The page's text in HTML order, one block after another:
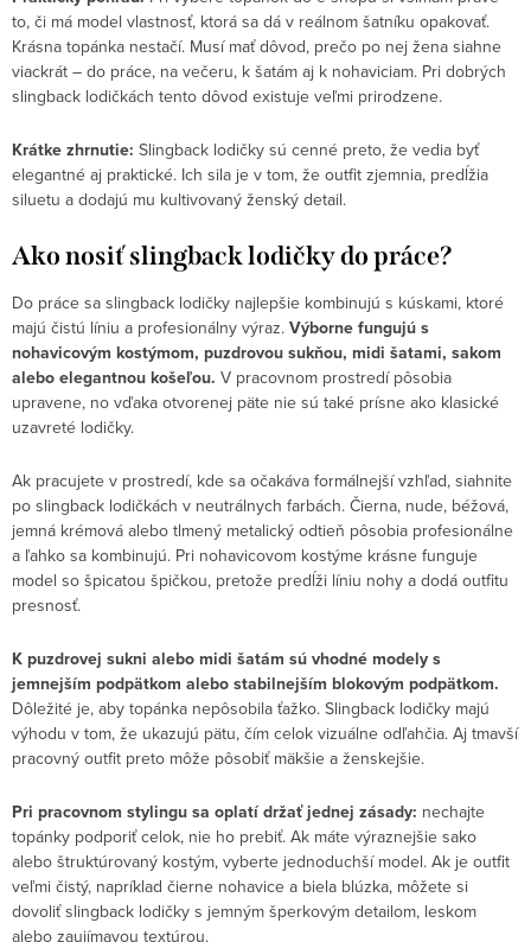
to, či má model vlastnosť, ktorá sa dá v reálnom šatníku opakovať.
Krásna topánka nestačí. Musí mať dôvod, prečo po nej žena siahne
viackrát – do práce, na večeru, k šatám aj k nohaviciam. Pri dobrých
slingback lodičkách tento dôvod existuje veľmi prirodzene.
Krátke zhrnutie: Slingback lodičky sú cenné preto, že vedia byť
elegantné aj praktické. Ich sila je v tom, že outfit zjemnia, predĺžia
siluetu a dodajú mu kultivovaný ženský detail.
Ako nosiť slingback lodičky do práce?
Do práce sa slingback lodičky najlepšie kombinujú s kúskami, ktoré
majú čistú líniu a profesionálny výraz. Výborne fungujú s
nohavicovým kostýmom, puzdrovou sukňou, midi šatami, sakom
alebo elegantnou košeľou. V pracovnom prostredí pôsobia
upravene, no vďaka otvorenej päte nie sú také prísne ako klasické
uzavreté lodičky.
Ak pracujete v prostredí, kde sa očakáva formálnejší vzhľad, siahnite
po slingback lodičkách v neutrálnych farbách. Čierna, nude, béžová,
jemná krémová alebo tlmený metalický odtieň pôsobia profesionálne
a ľahko sa kombinujú. Pri nohavicovom kostýme krásne funguje
model so špicatou špičkou, pretože predĺži líniu nohy a dodá outfitu
presnosť.
K puzdrovej sukni alebo midi šatám sú vhodné modely s
jemnejším podpätkom alebo stabilnejším blokovým podpätkom.
Dôležité je, aby topánka nepôsobila ťažko. Slingback lodičky majú
výhodu v tom, že ukazujú pätu, čím celok vizuálne odľahčia. Aj tmavší
pracovný outfit preto môže pôsobiť mäkšie a ženskejšie.
Pri pracovnom stylingu sa oplatí držať jednej zásady: nechajte
topánky podporiť celok, nie ho prebiť. Ak máte výraznejšie sako
alebo štruktúrovaný kostým, vyberte jednoduchší model. Ak je outfit
veľmi čistý, napríklad čierne nohavice a biela blúzka, môžete si
dovoliť slingback lodičky s jemným šperkovým detailom, leskom
alebo zaujímavou textúrou.